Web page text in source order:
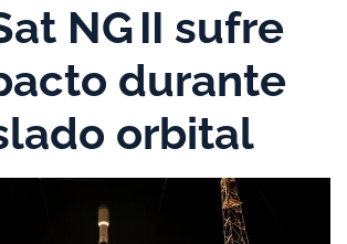
NG II sufre
durante
orbital